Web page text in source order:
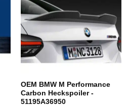
OEM BMW M Performance
Carbon Heckspoiler -
51195A36950